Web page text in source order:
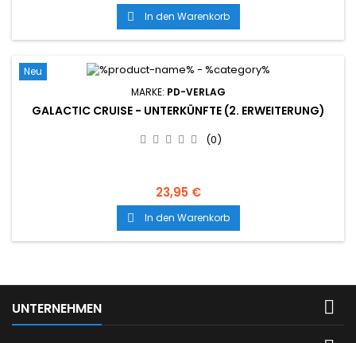
 In den Warenkorb
Neu
MARKE: PD-VERLAG
GALACTIC CRUISE - UNTERKÜNFTE (2. ERWEITERUNG)
(0)
23,95 €
 In den Warenkorb
UNTERNEHMEN 